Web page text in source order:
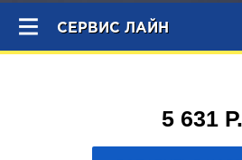
СЕРВИС ЛАЙН
5 631 Р.